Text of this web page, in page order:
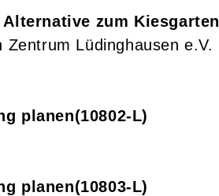
zum Kiesgarten
Lüdinghausen e.V.
planen 10802-L
planen 10803-L